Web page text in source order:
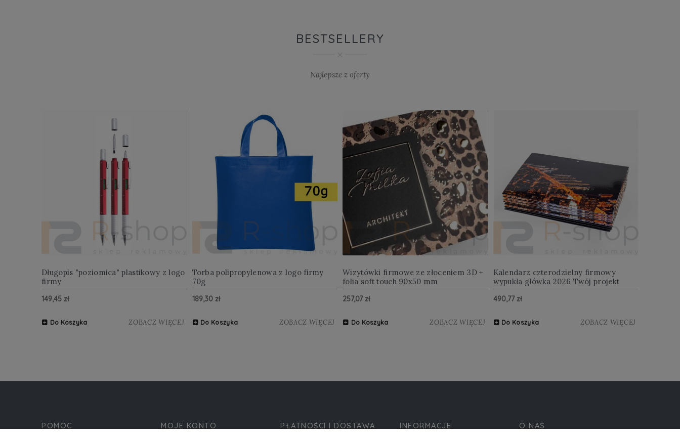
BESTSELLERY
Najlepsze z oferty
Długopis "poziomica" plastikowy z logo
firmy
149,45 zł
Do Koszyka ZOBACZ WIĘCEJ
Torba polipropylenowa z logo firmy
70g
189,30 zł
Do Koszyka ZOBACZ WIĘCEJ
Wizytówki firmowe ze złoceniem 3D +
folia soft touch 90x50 mm
257,07 zł
Do Koszyka ZOBACZ WIĘCEJ
Kalendarz czterodzielny firmowy
wypukła główka 2026 Twój projekt
490,77 zł
Do Koszyka ZOBACZ WIĘCEJ
POMOC MOJE KONTO PŁATNOŚCI I DOSTAWA INFORMACJE O NAS